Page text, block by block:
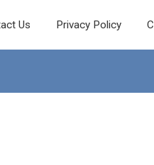
Us Privacy Policy